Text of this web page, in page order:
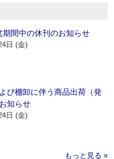
期間中の休刊のお知らせ
日 (金)
び棚卸に伴う商品出荷（発
知らせ
日 (金)
もっと見る »